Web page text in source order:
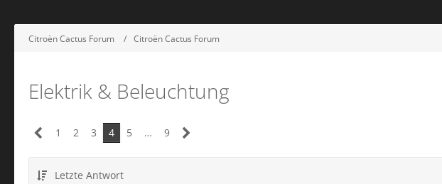
Citroën Cactus Forum Citroën Cactus Forum
Elektrik & Beleuchtung
1 2 3 4 5 … 9
Letzte Antwort